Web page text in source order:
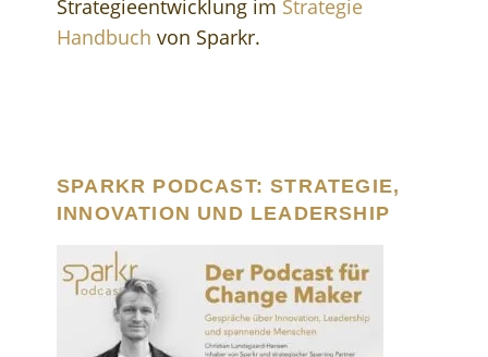
Strategieentwicklung im Strategie
Handbuch von Sparkr.
SPARKR PODCAST: STRATEGIE,
INNOVATION UND LEADERSHIP